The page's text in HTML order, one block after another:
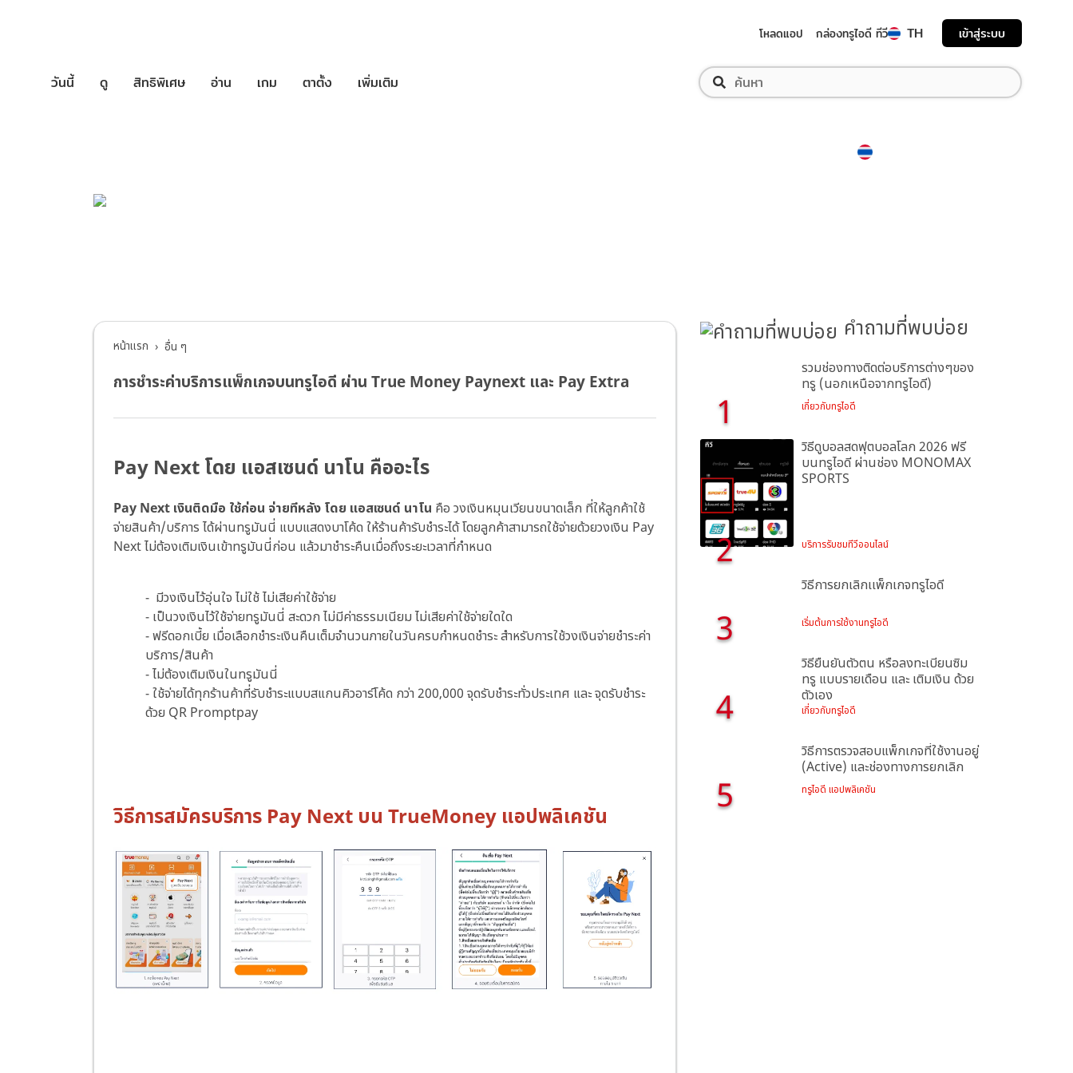
โหลดแอป กล่องทรูไอดี ทีวี TH เข้าสู่ระบบ
วันนี้ ดู สิทธิพิเศษ อ่าน เกม ตาตั้ง เพิ่มเติม
หน้าแรก อื่น ๆ
การชำระค่าบริการแพ็กเกจบนทรูไอดี ผ่าน True Money Paynext และ Pay Extra
Pay Next โดย แอสเซนด์ นาโน คืออะไร
Pay Next เงินติดมือ ใช้ก่อน จ่ายทีหลัง โดย แอสเซนด์ นาโน คือ วงเงินหมุนเวียนขนาดเล็ก ที่ให้ลูกค้าใช้
จ่ายสินค้า/บริการ ได้ผ่านทรูมันนี่ แบบแสดงบาโค้ด ให้ร้านค้ารับชำระได้ โดยลูกค้าสามารถใช้จ่ายด้วยวงเงิน Pay
Next ไม่ต้องเติมเงินเข้าทรูมันนี่ก่อน แล้วมาชำระคืนเมื่อถึงระยะเวลาที่กำหนด
- มีวงเงินไว้อุ่นใจ ไม่ใช้ ไม่เสียค่าใช้จ่าย
- เป็นวงเงินไว้ใช้จ่ายทรูมันนี่ สะดวก ไม่มีค่าธรรมเนียม ไม่เสียค่าใช้จ่ายใดใด
- ฟรีดอกเบี้ย เมื่อเลือกชำระเงินคืนเต็มจำนวนภายในวันครบกำหนดชำระ สำหรับการใช้วงเงินจ่ายชำระค่า
บริการ/สินค้า
- ไม่ต้องเติมเงินในทรูมันนี่
- ใช้จ่ายได้ทุกร้านค้าที่รับชำระแบบสแกนคิวอาร์โค้ด กว่า 200,000 จุดรับชำระทั่วประเทศ และ จุดรับชำระ
ด้วย QR Promptpay
วิธีการสมัครบริการ Pay Next บน TrueMoney แอปพลิเคชัน
คำถามที่พบบ่อย
1
รวมช่องทางติดต่อบริการต่างๆของ
ทรู (นอกเหนือจากทรูไอดี)
เกี่ยวกับทรูไอดี
2
วิธีดูบอลสดฟุตบอลโลก 2026 ฟรี
บนทรูไอดี ผ่านช่อง MONOMAX
SPORTS
บริการรับชมทีวีออนไลน์
3
วิธีการยกเลิกเเพ็กเกจทรูไอดี
เริ่มต้นการใช้งานทรูไอดี
4
วิธียืนยันตัวตน หรือลงทะเบียนซิม
ทรู แบบรายเดือน และ เติมเงิน ด้วย
ตัวเอง
เกี่ยวกับทรูไอดี
5
วิธีการตรวจสอบแพ็กเกจที่ใช้งานอยู่
(Active) และช่องทางการยกเลิก
ทรูไอดี แอปพลิเคชัน